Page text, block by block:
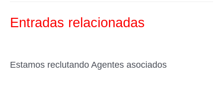
o
o
tir
Entradas relacionadas
Estamos reclutando Agentes asociados